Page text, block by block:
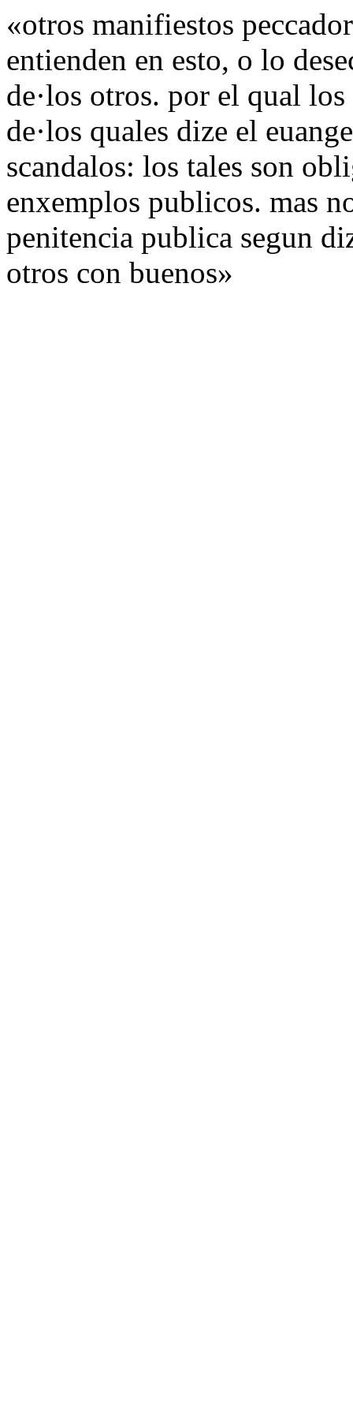
«otros manifiestos
entienden en esto, o lo
de·los otros. por el qual
de·los quales dize el
scandalos: los tales son
enxemplos publicos. mas
penitencia publica segun
otros con buenos»